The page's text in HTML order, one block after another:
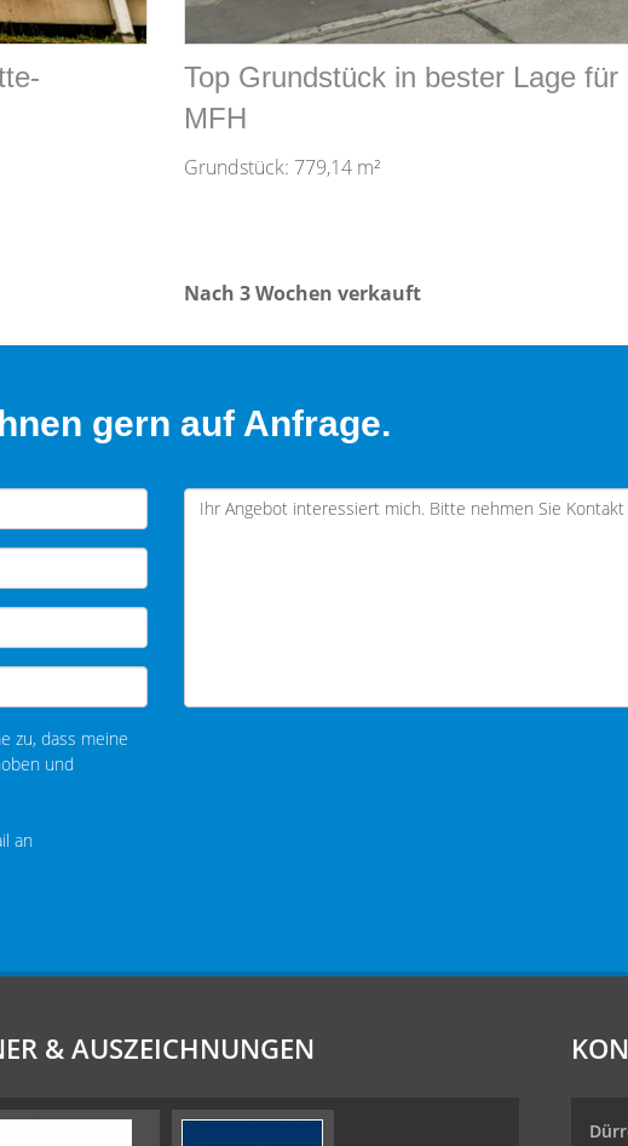
Top Grundstück in bester Lage
MFH
Grundstück: 779,14 m²
Nach 3 Wochen verkauft
gern auf Anfrage.
zu, dass meine
und
an
& AUSZEICHNUNGEN